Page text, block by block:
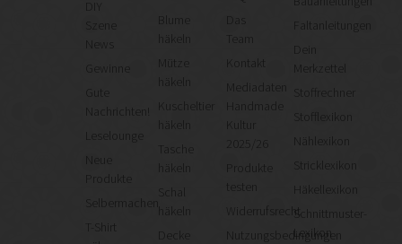
News
Gute
Nachrichten!
Leselounge
Neue
Produkte
Selbermachen
T-Shirt
häkeln
Mütze
häkeln
Kuscheltier
häkeln
Tasche
häkeln
Team
Kontakt
Mediadaten
Kultur
2025/26
Produkte
testen
Widerrufsrecht
Nutzungsbedingungen
Faltanleitungen
Merkzettel
Stoffrechner
Stofflexikon
Nählexikon
Stricklexikon
Häkellexikon
Schnittmuster-
Lexikon